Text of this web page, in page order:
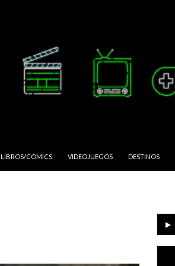
LIBROS/COMICS VIDEOJUEGOS DESTINOS